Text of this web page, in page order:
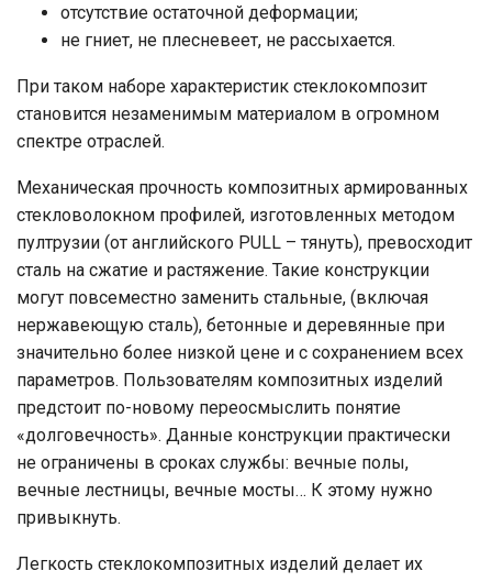
отсутствие остаточной деформации;
не гниет, не плесневеет, не рассыхается.
При таком наборе характеристик стеклокомпозит
становится незаменимым материалом в огромном
спектре отраслей.
Механическая прочность композитных армированных
стекловолокном профилей, изготовленных методом
пултрузии (от английского PULL – тянуть), превосходит
сталь на сжатие и растяжение. Такие конструкции
могут повсеместно заменить стальные, (включая
нержавеющую сталь), бетонные и деревянные при
значительно более низкой цене и с сохранением всех
параметров. Пользователям композитных изделий
предстоит по-новому переосмыслить понятие
«долговечность». Данные конструкции практически
не ограничены в сроках службы: вечные полы,
вечные лестницы, вечные мосты… К этому нужно
привыкнуть.
Легкость стеклокомпозитных изделий делает их